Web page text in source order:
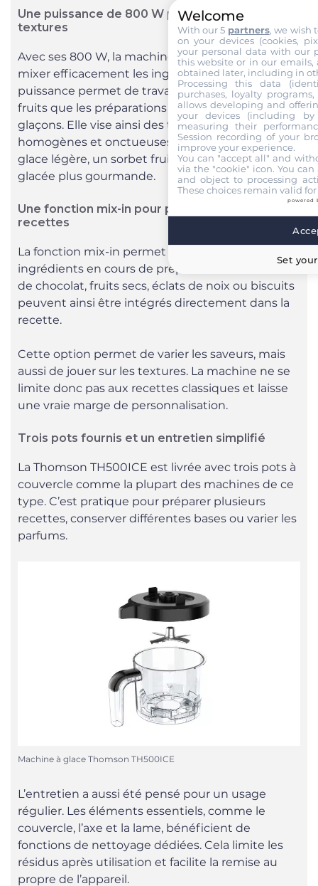
Une puissance de 800 W pour travailler les
textures
Avec ses 800 W, la machine est pensée pour
mixer efficacement les ingrédients. Cette
puissance permet de travailler aussi bien les
fruits que les préparations plus crémeuses ou les
glaçons. Elle vise ainsi des textures lisses,
homogènes et onctueuses, que l’on prépare une
glace légère, un sorbet fruité ou une boisson
glacée plus gourmande.
Une fonction mix-in pour personnaliser les
recettes
La fonction mix-in permet d’ajouter des
ingrédients en cours de préparation. Morceaux
de chocolat, fruits secs, éclats de noix ou biscuits
peuvent ainsi être intégrés directement dans la
recette.
Cette option permet de varier les saveurs, mais
aussi de jouer sur les textures. La machine ne se
limite donc pas aux recettes classiques et laisse
une vraie marge de personnalisation.
Trois pots fournis et un entretien simplifié
La Thomson TH500ICE est livrée avec trois pots à
couvercle comme la plupart des machines de ce
type. C’est pratique pour préparer plusieurs
recettes, conserver différentes bases ou varier les
parfums.
Machine à glace Thomson TH500ICE
L’entretien a aussi été pensé pour un usage
régulier. Les éléments essentiels, comme le
couvercle, l’axe et la lame, bénéficient de
fonctions de nettoyage dédiées. Cela limite les
résidus après utilisation et facilite la remise au
propre de l’appareil.
Welcome
With our 5 partners, we wish
on your devices (cookies,
your personal data with our
this website or in our emails,
obtained later, including in
Processing this data
purchases, loyalty
allows developing and
your devices (including
measuring their
Session recording of your
improve your experience.
You can "accept all" and
via the "cookie" icon. You
and object to processing
These choices remain valid
powered
Set